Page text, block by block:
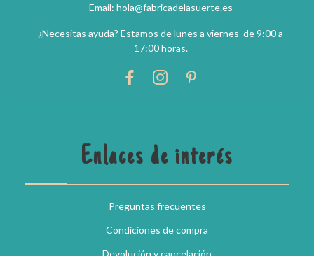
Email: hola@fabricadelasuerte.es
¿Necesitas ayuda? Estamos de lunes a viernes de 9:00 a
17:00 horas.
Enlaces de interés
Preguntas frecuentes
Condiciones de compra
Devolución y cancelación